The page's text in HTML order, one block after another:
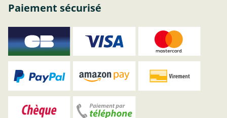
Paiement sécurisé